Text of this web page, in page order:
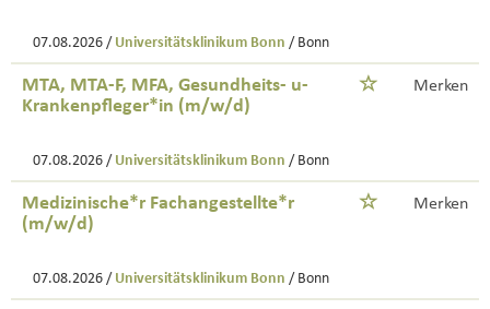
07.08.2026 / Universitätsklinikum Bonn / Bonn
MTA, MTA-F, MFA, Gesundheits- u-
Krankenpfleger*in (m/w/d)
Merken
07.08.2026 / Universitätsklinikum Bonn / Bonn
Medizinische*r Fachangestellte*r
(m/w/d)
Merken
07.08.2026 / Universitätsklinikum Bonn / Bonn